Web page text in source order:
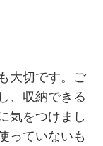
大切です。ご
、収納できる
気をつけまし
っていないも